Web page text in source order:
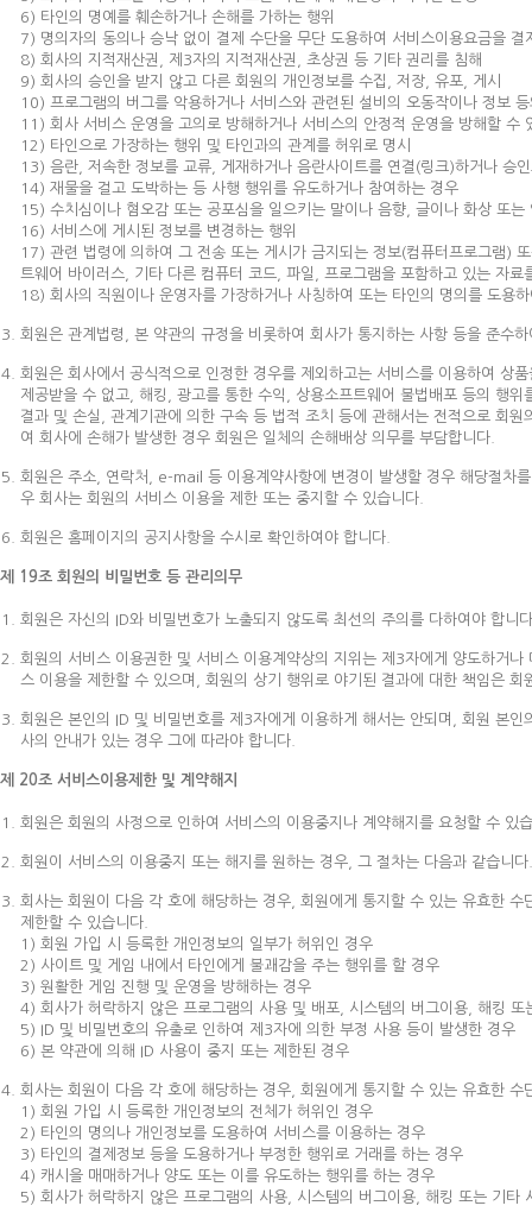
6) 타인의 명예를 훼손하거나 손해를 가하는 행위
7) 명의자의 동의나 승낙 없이 결제 수단을 무단 도용하여 서비스이용요금을 결
8) 회사의 지적재산권, 제3자의 지적재산권, 초상권 등 기타 권리를 침해
9) 회사의 승인을 받지 않고 다른 회원의 개인정보를 수집, 저장, 유포, 게시
10) 프로그램의 버그를 악용하거나 서비스와 관련된 설비의 오동작이나 정보
11) 회사 서비스 운영을 고의로 방해하거나 서비스의 안정적 운영을 방해할
12) 타인으로 가장하는 행위 및 타인과의 관계를 허위로 명시
13) 음란, 저속한 정보를 교류, 게재하거나 음란사이트를 연결(링크)하거나 승
14) 재물을 걸고 도박하는 등 사행 행위를 유도하거나 참여하는 경우
15) 수치심이나 혐오감 또는 공포심을 일으키는 말이나 음향, 글이나 화상 또
16) 서비스에 게시된 정보를 변경하는 행위
17) 관련 법령에 의하여 그 전송 또는 게시가 금지되는 정보(컴퓨터프로그램)
트웨어 바이러스, 기타 다른 컴퓨터 코드, 파일, 프로그램을 포함하고 있는 자료
18) 회사의 직원이나 운영자를 가장하거나 사칭하여 또는 타인의 명의를 도용
회원은 관계법령, 본 약관의 규정을 비롯하여 회사가 통지하는 사항 등을 준수
회원은 회사에서 공식적으로 인정한 경우를 제외하고는 서비스를 이용하여 상
제공받을 수 없고, 해킹, 광고를 통한 수익, 상용소프트웨어 불법배포 등의 행
결과 및 손실, 관계기관에 의한 구속 등 법적 조치 등에 관해서는 전적으로 회
여 회사에 손해가 발생한 경우 회원은 일체의 손해배상 의무를 부담합니다.
회원은 주소, 연락처, e-mail 등 이용계약사항에 변경이 발생할 경우 해당절차
우 회사는 회원의 서비스 이용을 제한 또는 중지할 수 있습니다.
회원은 홈페이지의 공지사항을 수시로 확인하여야 합니다.
제 19조 회원의 비밀번호 등 관리의무
회원은 자신의 ID와 비밀번호가 노출되지 않도록 최선의 주의를 다하여야 합
회원의 서비스 이용권한 및 서비스 이용계약상의 지위는 제3자에게 양도하거
스 이용을 제한할 수 있으며, 회원의 상기 행위로 야기된 결과에 대한 책임은 회
회원은 본인의 ID 및 비밀번호를 제3자에게 이용하게 해서는 안되며, 회원 본
사의 안내가 있는 경우 그에 따라야 합니다.
제 20조 서비스이용제한 및 계약해지
회원은 회원의 사정으로 인하여 서비스의 이용중지나 계약해지를 요청할 수 있
회원이 서비스의 이용중지 또는 해지를 원하는 경우, 그 절차는 다음과 같습니
회사는 회원이 다음 각 호에 해당하는 경우, 회원에게 통지할 수 있는 유효한
제한할 수 있습니다.
1) 회원 가입 시 등록한 개인정보의 일부가 허위인 경우
2) 사이트 및 게임 내에서 타인에게 불괘감을 주는 행위를 할 경우
3) 원활한 게임 진행 및 운영을 방해하는 경우
4) 회사가 허락하지 않은 프로그램의 사용 및 배포, 시스템의 버그이용, 해킹
5) ID 및 비밀번호의 유출로 인하여 제3자에 의한 부정 사용 등이 발생한 경우
6) 본 약관에 의해 ID 사용이 중지 또는 제한된 경우
회사는 회원이 다음 각 호에 해당하는 경우, 회원에게 통지할 수 있는 유효한
1) 회원 가입 시 등록한 개인정보의 전체가 허위인 경우
2) 타인의 명의나 개인정보를 도용하여 서비스를 이용하는 경우
3) 타인의 결제정보 등을 도용하거나 부정한 행위로 거래를 하는 경우
4) 캐시을 매매하거나 양도 또는 이를 유도하는 행위를 하는 경우
5) 회사가 허락하지 않은 프로그램의 사용, 시스템의 버그이용, 해킹 또는 기타